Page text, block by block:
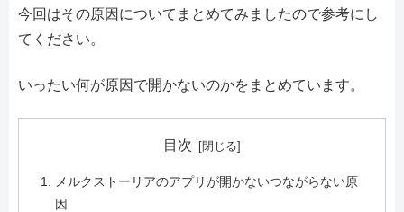
今回はその原因についてまとめてみましたので参考にし
てください。
いったい何が原因で開かないのかをまとめています。
目次
メルクストーリアのアプリが開かないつながらない原
因